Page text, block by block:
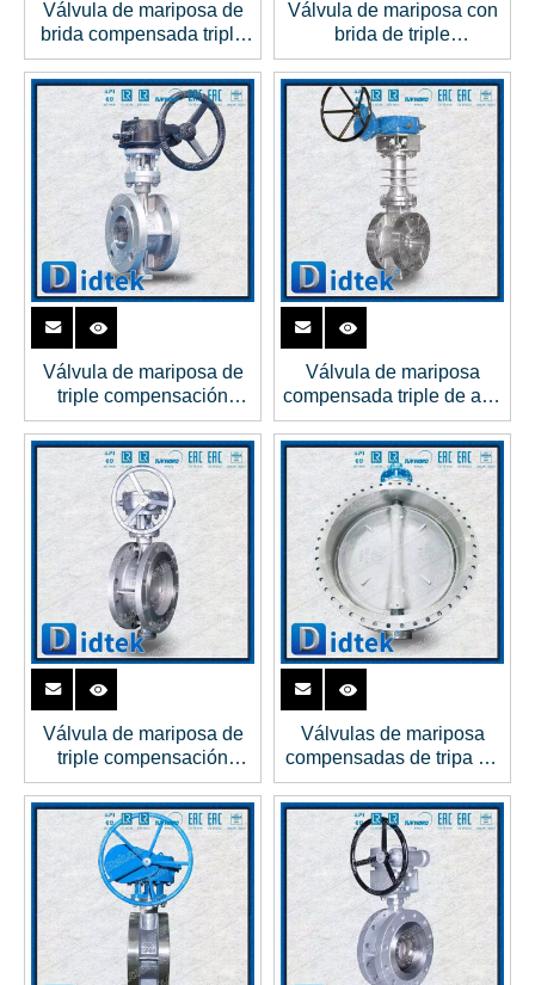
Válvula de mariposa de
brida compensada triple
eléctrica de bajo torque
380V
Válvula de mariposa con
brida de triple
compensación y brida de
engranaje
Válvula de mariposa de
triple compensación
RTFE Seat Alloy 20
Válvula de mariposa
compensada triple de alta
temperatura con aleta de
enfriamiento
Válvula de mariposa de
triple compensación
CF8M
Válvulas de mariposa
compensadas de tripa de
gran tamaño